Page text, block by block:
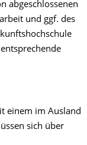
abgeschlossenen
und ggf. des
einem im Ausland
sich über